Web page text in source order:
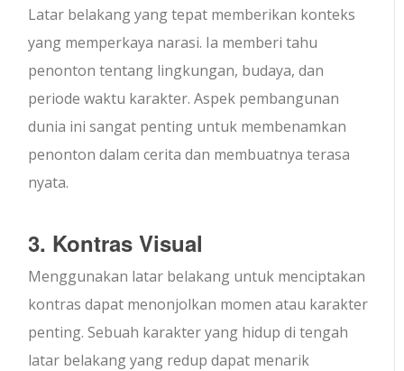
Latar belakang yang tepat memberikan konteks
yang memperkaya narasi. Ia memberi tahu
penonton tentang lingkungan, budaya, dan
periode waktu karakter. Aspek pembangunan
dunia ini sangat penting untuk membenamkan
penonton dalam cerita dan membuatnya terasa
nyata.
3. Kontras Visual
Menggunakan latar belakang untuk menciptakan
kontras dapat menonjolkan momen atau karakter
penting. Sebuah karakter yang hidup di tengah
latar belakang yang redup dapat menarik